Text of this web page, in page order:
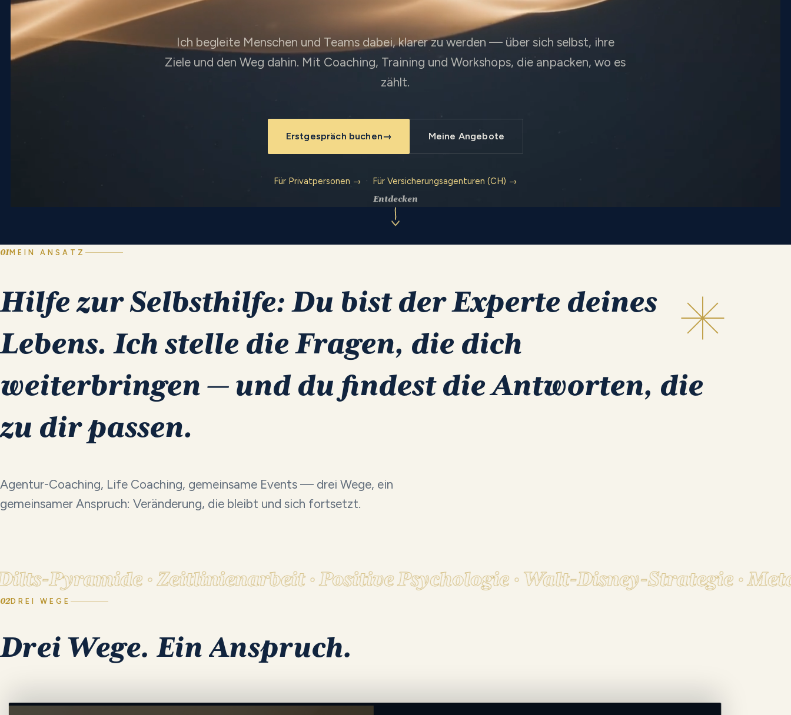
Ich begleite Menschen und Teams dabei, klarer zu werden — über sich selbst, ihre
Ziele und den Weg dahin. Mit Coaching, Training und Workshops, die anpacken, wo es
zählt.
Erstgespräch buchen→ Meine Angebote
Für Privatpersonen → · Für Versicherungsagenturen (CH) →
Entdecken
01 MEIN ANSATZ
Hilfezur Selbsthilfe: Du bist derExperte deines
Lebens. Ich stelle dieFragen, die dich
weiterbringen — und du findest dieAntworten, die
zu dirpassen.
Agentur-Coaching, Life Coaching, gemeinsame Events — drei Wege, ein
gemeinsamer Anspruch: Veränderung, die bleibt und sich fortsetzt.
· Zeitlinienarbeit · Positive Psychologie · Walt-Disney-Strategie · Meta-
02DREI WEGE
Drei Wege. Ein Anspruch.